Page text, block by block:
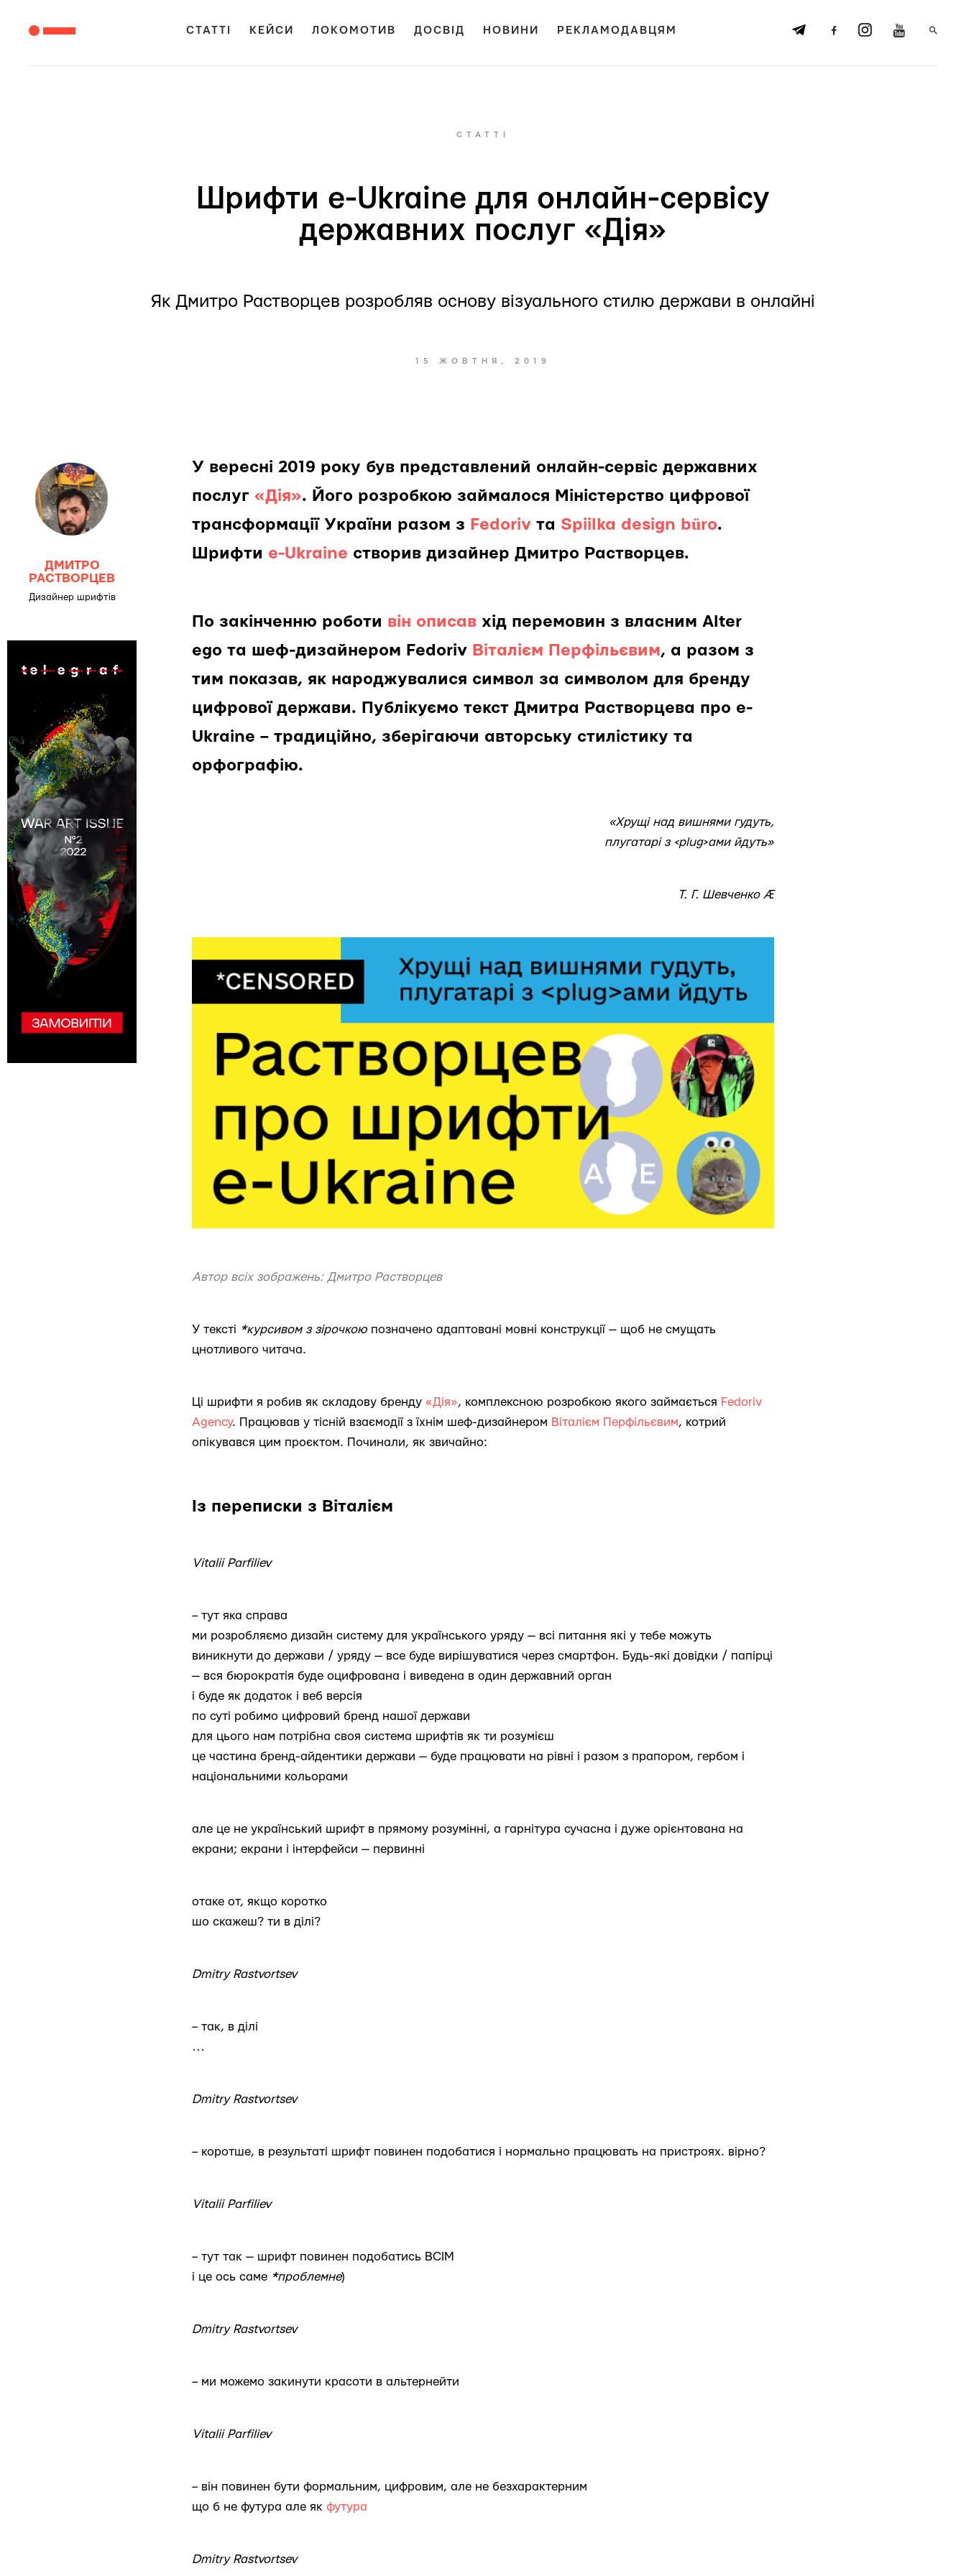
СТАТТІ КЕЙСИ ЛОКОМОТИВ ДОСВІД НОВИНИ РЕКЛАМОДАВЦЯМ
СТАТТІ
Шрифти e-Ukraine для онлайн-сервісу
державних послуг «Дія»
Як Дмитро Растворцев розробляв основу візуального стилю держави в онлайні
15 ЖОВТНЯ, 2019
ДМИТРО
РАСТВОРЦЕВ
Дизайнер шрифтів
У вересні 2019 року був представлений онлайн-сервіс державних
послуг «Дія». Його розробкою займалося Міністерство цифрової
трансформації України разом з Fedoriv та Spiilka design büro.
Шрифти e-Ukraine створив дизайнер Дмитро Растворцев.
По закінченню роботи він описав хід перемовин з власним Alter
ego та шеф-дизайнером Fedoriv Віталієм Перфільєвим, а разом з
тим показав, як народжувалися символ за символом для бренду
цифрової держави. Публікуємо текст Дмитра Растворцева про e-
Ukraine – традиційно, зберігаючи авторську стилістику та
орфографію.
«Хрущі над вишнями гудуть,
плугатарі з <plug>ами йдуть»
Т. Г. Шевченко Æ
Автор всіх зображень: Дмитро Растворцев
У тексті *курсивом з зірочкою позначено адаптовані мовні конструкції — щоб не смущать
цнотливого читача.
Ці шрифти я робив як складову бренду «Дія», комплексною розробкою якого займається Fedoriv
Agency. Працював у тісній взаємодії з їхнім шеф-дизайнером Віталієм Перфільєвим, котрий
опікувався цим проєктом. Починали, як звичайно:
Iз переписки з Віталієм
Vitalii Parfiliev
– тут яка справа
ми розробляємо дизайн систему для українського уряду — всі питання які у тебе можуть
виникнути до держави / уряду — все буде вирішуватися через смартфон. Будь-які довідки / папірці
— вся бюрократія буде оцифрована і виведена в один державний орган
і буде як додаток і веб версія
по суті робимо цифровий бренд нашої держави
для цього нам потрібна своя система шрифтів як ти розумієш
це частина бренд-айдентики держави — буде працювати на рівні і разом з прапором, гербом і
національними кольорами
але це не український шрифт в прямому розумінні, а гарнітура сучасна і дуже орієнтована на
екрани; екрани і інтерфейси — первинні
отаке от, якщо коротко
шо скажеш? ти в ділі?
Dmitry Rastvortsev
– так, в ділі
…
Dmitry Rastvortsev
– коротше, в результаті шрифт повинен подобатися і нормально працювать на пристроях. вірно?
Vitalii Parfiliev
– тут так — шрифт повинен подобатись ВСІМ
і це ось саме *проблемне)
Dmitry Rastvortsev
– ми можемо закинути красоти в альтернейти
Vitalii Parfiliev
– він повинен бути формальним, цифровим, але не безхарактерним
що б не футура але як футура
Dmitry Rastvortsev